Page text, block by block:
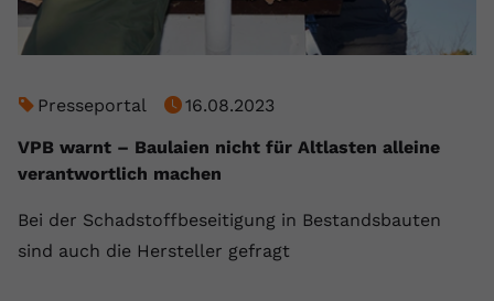
Presseportal
16.08.2023
VPB warnt – Baulaien nicht für Altlasten alleine
verantwortlich machen
Bei der Schadstoffbeseitigung in Bestandsbauten
sind auch die Hersteller gefragt
registriert eine eindeutige ID, um
Daten darüber zu speichern, welche
Name yt-remote-connected-devices
Laufzeit Session